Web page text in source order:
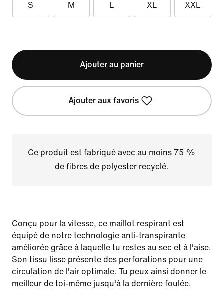
S M L XL XXL
Ajouter au panier
Ajouter aux favoris
Ce produit est fabriqué avec au moins 75 %
de fibres de polyester recyclé.
Conçu pour la vitesse, ce maillot respirant est
équipé de notre technologie anti-transpirante
améliorée grâce à laquelle tu restes au sec et à l'aise.
Son tissu lisse présente des perforations pour une
circulation de l'air optimale. Tu peux ainsi donner le
meilleur de toi-même jusqu'à la dernière foulée.